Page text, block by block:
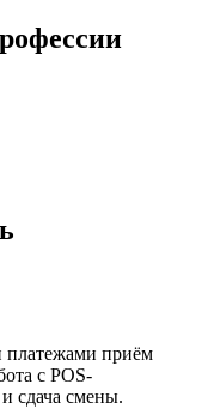
платежами приём
с POS-
сдача смены.